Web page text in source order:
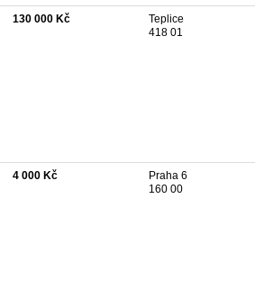
130 000 Kč
Teplice
418 01
4 000 Kč
Praha 6
160 00